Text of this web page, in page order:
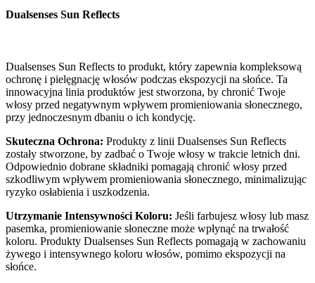
Dualsenses Sun Reflects
Dualsenses Sun Reflects to produkt, który zapewnia kompleksową
ochronę i pielęgnację włosów podczas ekspozycji na słońce. Ta
innowacyjna linia produktów jest stworzona, by chronić Twoje
włosy przed negatywnym wpływem promieniowania słonecznego,
przy jednoczesnym dbaniu o ich kondycję.
Skuteczna Ochrona: Produkty z linii Dualsenses Sun Reflects
zostały stworzone, by zadbać o Twoje włosy w trakcie letnich dni.
Odpowiednio dobrane składniki pomagają chronić włosy przed
szkodliwym wpływem promieniowania słonecznego, minimalizując
ryzyko osłabienia i uszkodzenia.
Utrzymanie Intensywności Koloru: Jeśli farbujesz włosy lub masz
pasemka, promieniowanie słoneczne może wpłynąć na trwałość
koloru. Produkty Dualsenses Sun Reflects pomagają w zachowaniu
żywego i intensywnego koloru włosów, pomimo ekspozycji na
słońce.